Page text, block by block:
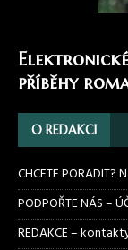
příběhy
O REDAKCI
CHCETE PORADIT?
PODPOŘTE NÁS –
REDAKCE –